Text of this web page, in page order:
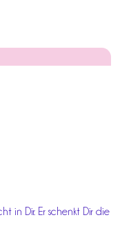
in Dir. Er schenkt Dir die